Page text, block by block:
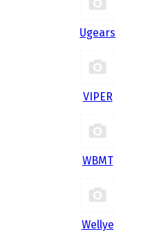
Ugears
VIPER
WBMT
Wellye